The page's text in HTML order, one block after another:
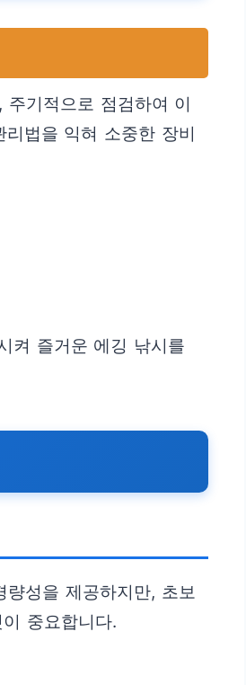
기적으로 점검하여 이
법을 익혀 소중한 장비
켜 즐거운 에깅 낚시를
성을 제공하지만, 초보
중요합니다.